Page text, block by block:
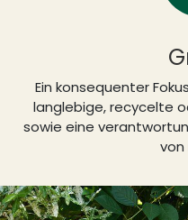
Ein konsequenter
langlebige, recycelte
sowie eine
von